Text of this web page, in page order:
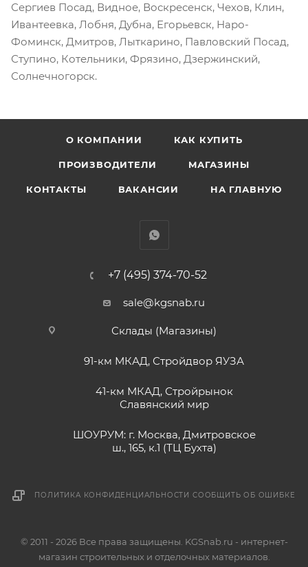
Сергиев Посад, Видное, Воскресенск, Чехов, Клин,
Ивантеевка, Лобня, Дубна, Егорьевск, Наро-
Фоминск, Дмитров, Лыткарино, Павловский Посад,
Ступино, Котельники, Фрязино, Дзержинский,
Солнечногорск.
О КОМПАНИИ КАК КУПИТЬ
ПРОИЗВОДИТЕЛИ МАГАЗИНЫ
КОНТАКТЫ ВАКАНСИИ НА ГЛАВНУЮ
+7 (495) 374-70-52
sale@kgsnab.ru
Склады (Магазины)
91-км МКАД, Стройдвор ЯУЗА
41-км МКАД, Стройрынок
Славянский мир
ШОУРУМ: г. Москва, Дмитровское
ш., 165, к.1 (ТЦ Бухта)
ПОЛИТИКА КОНФИДЕНЦИАЛЬНОСТИ СООБЩИТЬ ОБ ОШИБКЕ
© 2011 - 2026 Все права защищены. KGSnab.ru - интернет-
магазин строительных и отделочных материалов.